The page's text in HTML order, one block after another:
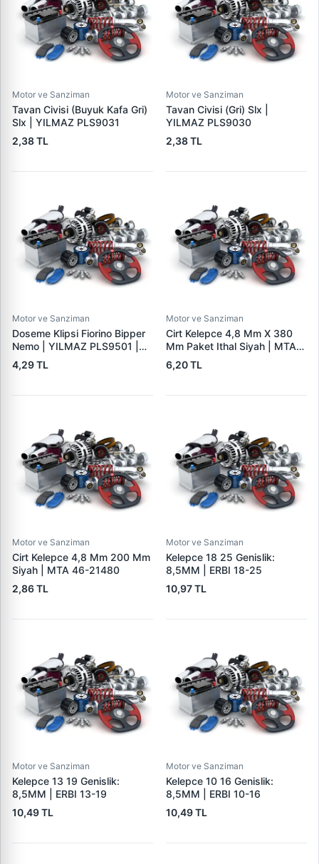
Motor ve Sanziman
Tavan Civisi (Buyuk Kafa Gri)
Slx | YILMAZ PLS9031
2,38 TL
Motor ve Sanziman
Tavan Civisi (Gri) Slx |
YILMAZ PLS9030
2,38 TL
Motor ve Sanziman
Doseme Klipsi Fiorino Bipper
Nemo | YILMAZ PLS9501 |
OEM 46835626
4,29 TL
Motor ve Sanziman
Cirt Kelepce 4,8 Mm X 380
Mm Paket Ithal Siyah | MTA
46-21510
6,20 TL
Motor ve Sanziman
Cirt Kelepce 4,8 Mm 200 Mm
Siyah | MTA 46-21480
2,86 TL
Motor ve Sanziman
Kelepce 18 25 Genislik:
8,5MM | ERBI 18-25
10,97 TL
Motor ve Sanziman
Kelepce 13 19 Genislik:
8,5MM | ERBI 13-19
10,49 TL
Motor ve Sanziman
Kelepce 10 16 Genislik:
8,5MM | ERBI 10-16
10,49 TL